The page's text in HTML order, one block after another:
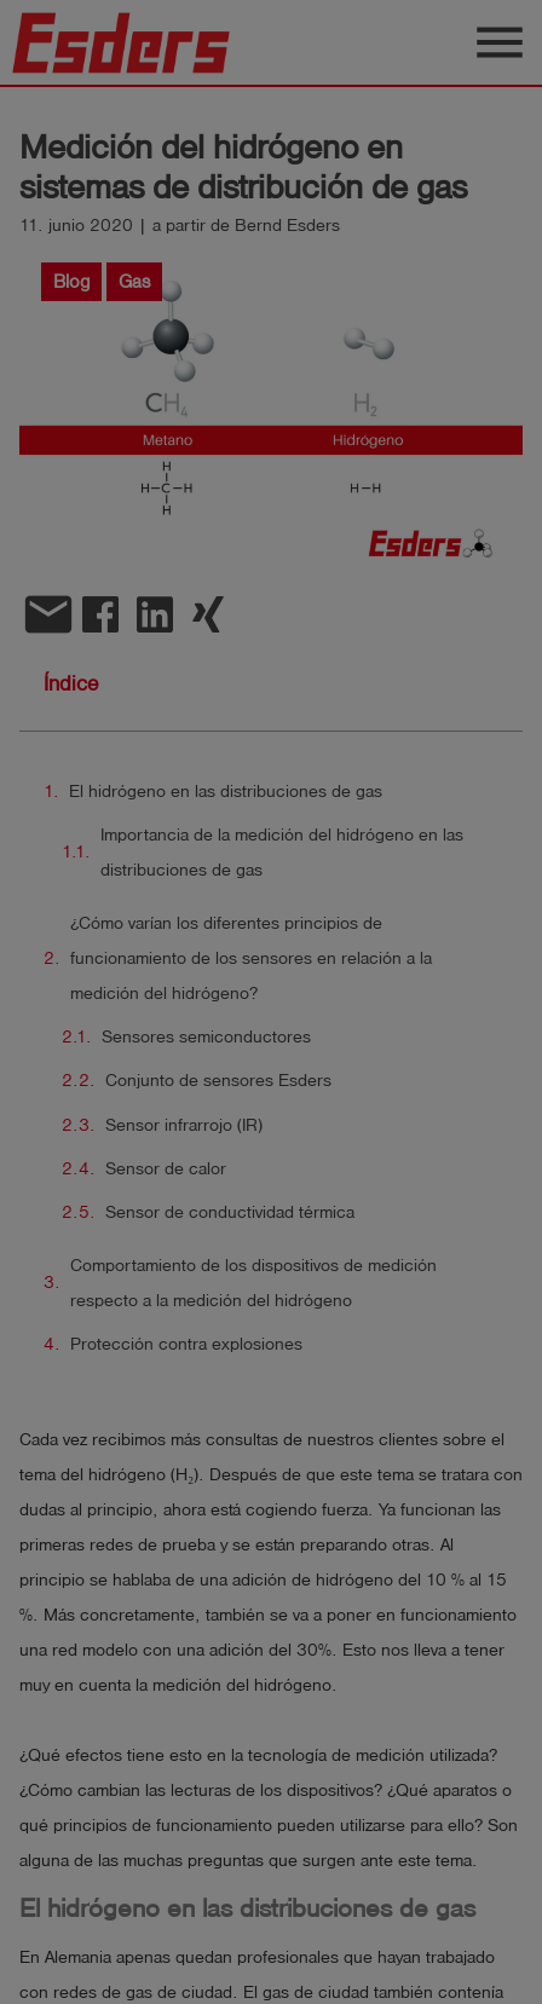
Blog
Soporte
Español
menu
Medición del hidrógeno en
sistemas de distribución de gas
11. junio 2020 | a partir de Bernd Esders
Blog Gas
email
Índice
El hidrógeno en las distribuciones de gas
Importancia de la medición del hidrógeno en las
distribuciones de gas
¿Cómo varían los diferentes principios de
funcionamiento de los sensores en relación a la
medición del hidrógeno?
Sensores semiconductores
Conjunto de sensores Esders
Sensor infrarrojo (IR)
Sensor de calor
Sensor de conductividad térmica
Comportamiento de los dispositivos de medición
respecto a la medición del hidrógeno
Protección contra explosiones
Cada vez recibimos más consultas de nuestros clientes sobre el
tema del hidrógeno (H₂). Después de que este tema se tratara con
dudas al principio, ahora está cogiendo fuerza. Ya funcionan las
primeras redes de prueba y se están preparando otras. Al
principio se hablaba de una adición de hidrógeno del 10 % al 15
%. Más concretamente, también se va a poner en funcionamiento
una red modelo con una adición del 30%. Esto nos lleva a tener
muy en cuenta la medición del hidrógeno.
¿Qué efectos tiene esto en la tecnología de medición utilizada?
¿Cómo cambian las lecturas de los dispositivos? ¿Qué aparatos o
qué principios de funcionamiento pueden utilizarse para ello? Son
alguna de las muchas preguntas que surgen ante este tema.
El hidrógeno en las distribuciones de gas
En Alemania apenas quedan profesionales que hayan trabajado
con redes de gas de ciudad. El gas de ciudad también contenía